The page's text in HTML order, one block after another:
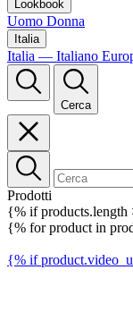
Lookbook
Uomo Donna
Italia
Italia — Italiano
Cerca
Prodotti
{% if products.length
{% for product in
{% if